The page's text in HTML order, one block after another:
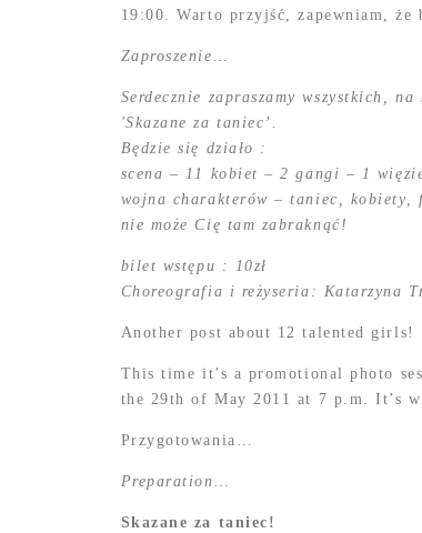
19:00. Warto przyjść, zapewniam, że
Zaproszenie…
Serdecznie zapraszamy wszystkich, na kolejny koncert w wykonaniu Formacji
'Skazane za taniec’.
Będzie się działo :
scena – 11 kobiet – 2 gangi – 1
wojna charakterów – taniec,
nie może Cię tam zabraknąć!
bilet wstępu : 10zł
Choreografia i reżyseria: Katarzyna
Another post about 12 talented girls!
This time it’s a promotional photo
the 29th of May 2011 at 7 p.m. It’s
Przygotowania…
Preparation…
Skazane za taniec!